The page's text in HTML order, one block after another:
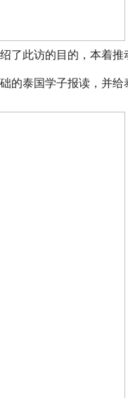
了此访的目的，本着
的泰国学子报读，并